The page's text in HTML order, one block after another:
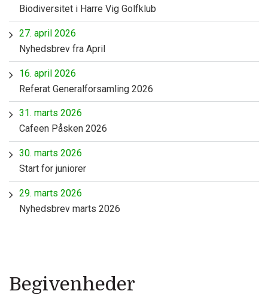
Biodiversitet i Harre Vig Golfklub
27. april 2026
Nyhedsbrev fra April
16. april 2026
Referat Generalforsamling 2026
31. marts 2026
Cafeen Påsken 2026
30. marts 2026
Start for juniorer
29. marts 2026
Nyhedsbrev marts 2026
Begivenheder